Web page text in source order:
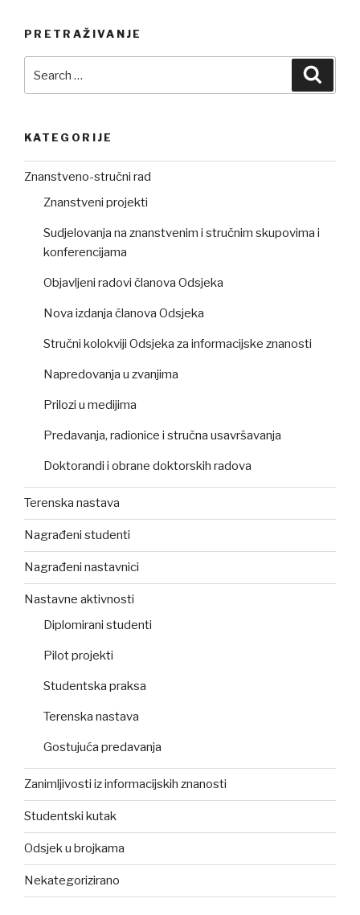
PRETRAŽIVANJE
KATEGORIJE
Znanstveno-stručni rad
Znanstveni projekti
Sudjelovanja na znanstvenim i stručnim skupovima i
konferencijama
Objavljeni radovi članova Odsjeka
Nova izdanja članova Odsjeka
Stručni kolokviji Odsjeka za informacijske znanosti
Napredovanja u zvanjima
Prilozi u medijima
Predavanja, radionice i stručna usavršavanja
Doktorandi i obrane doktorskih radova
Terenska nastava
Nagrađeni studenti
Nagrađeni nastavnici
Nastavne aktivnosti
Diplomirani studenti
Pilot projekti
Studentska praksa
Terenska nastava
Gostujuća predavanja
Zanimljivosti iz informacijskih znanosti
Studentski kutak
Odsjek u brojkama
Nekategorizirano